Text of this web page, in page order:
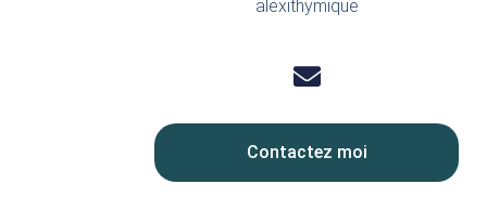
alexithymique
Contactez moi